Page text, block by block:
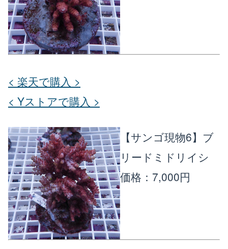
< 楽天で購入 >
< Yストアで購入 >
【サンゴ現物6】ブ
リードミドリイシ
価格：7,000円